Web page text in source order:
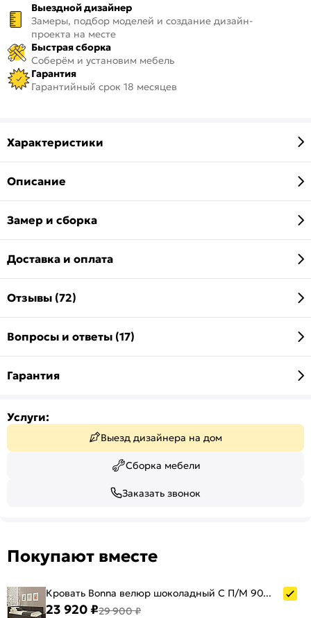
Выездной дизайнер
Замеры, подбор моделей и создание дизайн-
проекта на месте
Быстрая сборка
Соберём и установим мебель
Гарантия
Гарантийный срок 18 месяцев
Характеристики
Описание
Замер и сборка
Доставка и оплата
Отзывы (72)
Вопросы и ответы (17)
Гарантия
Услуги:
Выезд дизайнера на дом
Сборка мебели
Заказать звонок
Покупают вместе
Кровать Bonna велюр шоколадный С П/М 900x2000, ортопедическое основание, изголовье мягкое
23 920 ₽29 900 ₽